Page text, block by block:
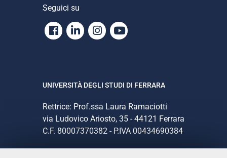
Seguici su
Facebook
LinkedinInstagram
Youtube
UNIVERSITÀ DEGLI STUDI DI FERRARA
Rettrice: Prof.ssa Laura Ramaciotti
via Ludovico Ariosto, 35 - 44121 Ferrara
C.F. 80007370382 - P.IVA 00434690384